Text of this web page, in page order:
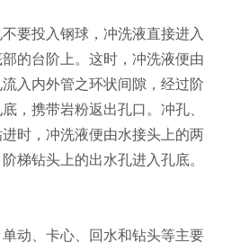
投入钢球，冲洗液直接进入
的台阶上。这时，冲洗液便由
入内外管之环状间隙，经过阶
，携带岩粉返出孔口。冲孔、
时，冲洗液便由水接头上的两
梯钻头上的出水孔进入孔底。
、卡心、回水和钻头等主要